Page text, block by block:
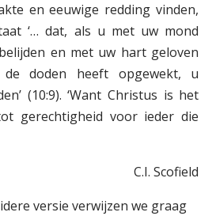
en eeuwige redding vinden,
‘… dat, als u met uw mond
en met uw hart geloven
doden heeft opgewekt, u
(10:9). ‘Want Christus is het
gerechtigheid voor ieder die
C.I. Scofield
versie verwijzen we graag